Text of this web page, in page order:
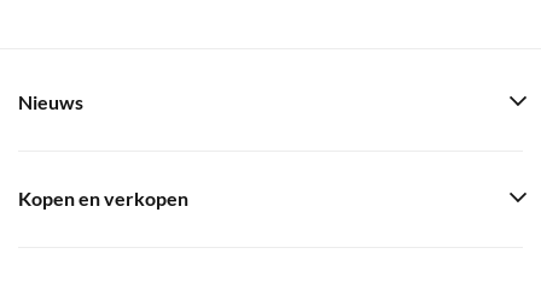
Nieuws
Kopen en verkopen